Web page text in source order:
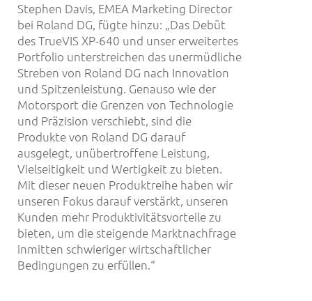
Stephen Davis, EMEA Marketing Director
bei Roland DG, fügte hinzu: „Das Debüt
des TrueVIS XP-640 und unser erweitertes
Portfolio unterstreichen das unermüdliche
Streben von Roland DG nach Innovation
und Spitzenleistung. Genauso wie der
Motorsport die Grenzen von Technologie
und Präzision verschiebt, sind die
Produkte von Roland DG darauf
ausgelegt, unübertroffene Leistung,
Vielseitigkeit und Wertigkeit zu bieten.
Mit dieser neuen Produktreihe haben wir
unseren Fokus darauf verstärkt, unseren
Kunden mehr Produktivitätsvorteile zu
bieten, um die steigende Marktnachfrage
inmitten schwieriger wirtschaftlicher
Bedingungen zu erfüllen.“